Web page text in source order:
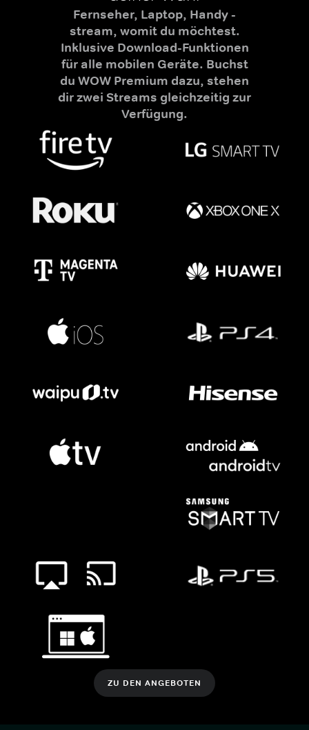
Fernseher, Laptop, Handy -
stream, womit du möchtest.
Inklusive Download-Funktionen
für alle mobilen Geräte. Buchst
du WOW Premium dazu, stehen
dir zwei Streams gleichzeitig zur
Verfügung.
ZU DEN ANGEBOTEN